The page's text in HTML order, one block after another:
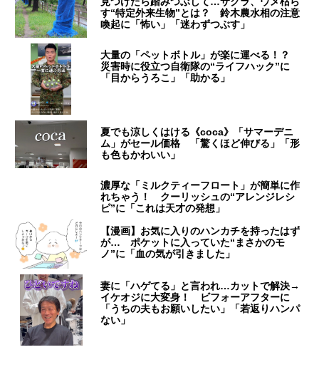
す“特定外来生物”とは？ 鈴木農水相の注意
喚起に「怖い」「迷わずつぶす」
大量の「ペットボトル」が楽に運べる！？
災害時に役立つ自衛隊の“ライフハック”に
「目からうろこ」「助かる」
夏でも涼しくはける《coca》「サマーデニ
ム」がセール価格 「驚くほど伸びる」「形
も色もかわいい」
濃厚な「ミルクティーフロート」が簡単に作
れちゃう！ クーリッシュの“アレンジレシ
ピ”に「これは天才の発想」
【漫画】お気に入りのハンカチを持ったはず
が… ポケットに入っていた“まさかのモ
ノ”に「血の気が引きました」
妻に「ハゲてる」と言われ…カットで解決→
イケオジに大変身！ ビフォーアフターに
「うちの夫もお願いしたい」「若返りハンパ
ない」